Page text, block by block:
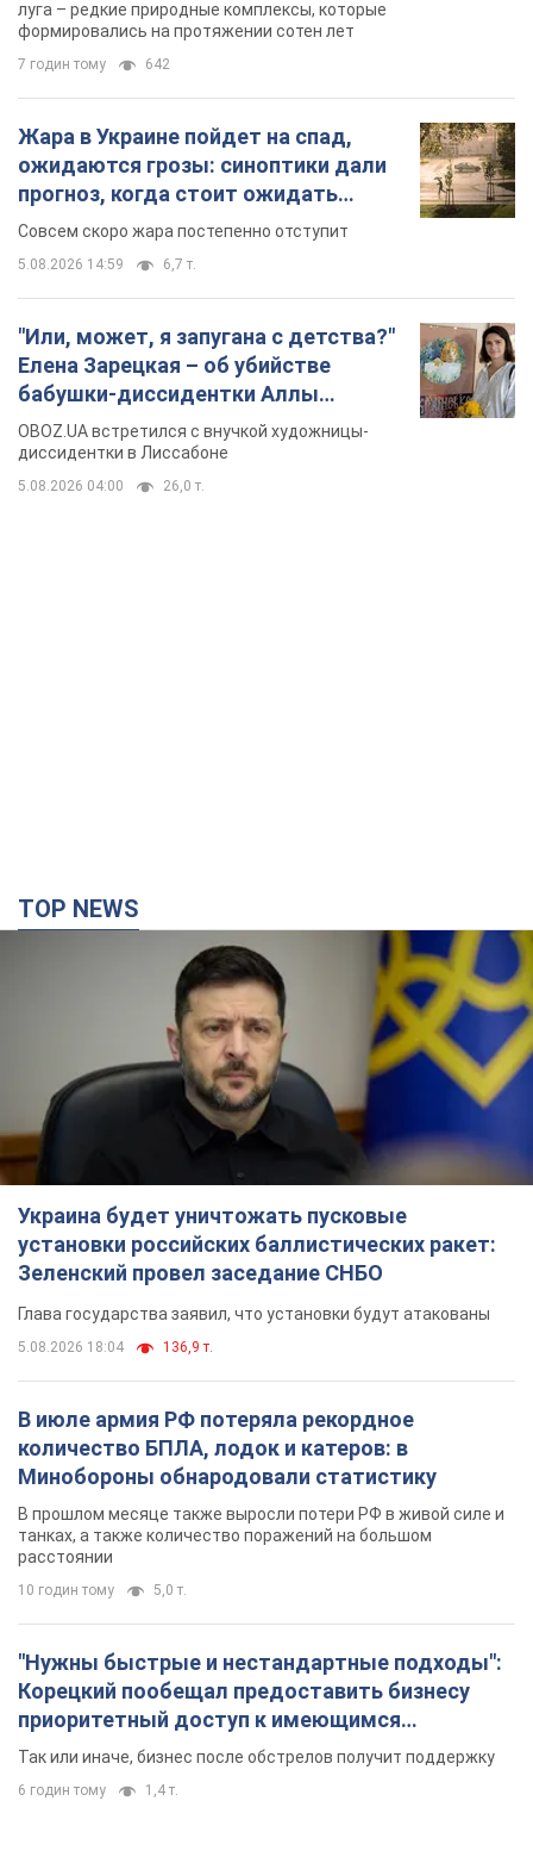
луга – редкие природные комплексы, которые
формировались на протяжении сотен лет
7 годин тому 642
Жара в Украине пойдет на спад,
ожидаются грозы: синоптики дали
прогноз, когда стоит ожидать
изменения погоды
Совсем скоро жара постепенно отступит
5.08.2026 14:59 6,7 т.
"Или, может, я запугана с детства?"
Елена Зарецкая – об убийстве
бабушки-диссидентки Аллы
Горской, критике сына Стуса и
бегстве в Португалию с пятью
детьми
OBOZ.UA встретился с внучкой художницы-
диссидентки в Лиссабоне
5.08.2026 04:00 26,0 т.
TOP NEWS
Украина будет уничтожать пусковые
установки российских баллистических ракет:
Зеленский провел заседание СНБО
Глава государства заявил, что установки будут атакованы
5.08.2026 18:04 136,9 т.
В июле армия РФ потеряла рекордное
количество БПЛА, лодок и катеров: в
Минобороны обнародовали статистику
В прошлом месяце также выросли потери РФ в живой силе и
танках, а также количество поражений на большом
расстоянии
10 годин тому 5,0 т.
"Нужны быстрые и нестандартные подходы":
Корецкий пообещал предоставить бизнесу
приоритетный доступ к имеющимся
складским помещениям
Так или иначе, бизнес после обстрелов получит поддержку
6 годин тому 1,4 т.